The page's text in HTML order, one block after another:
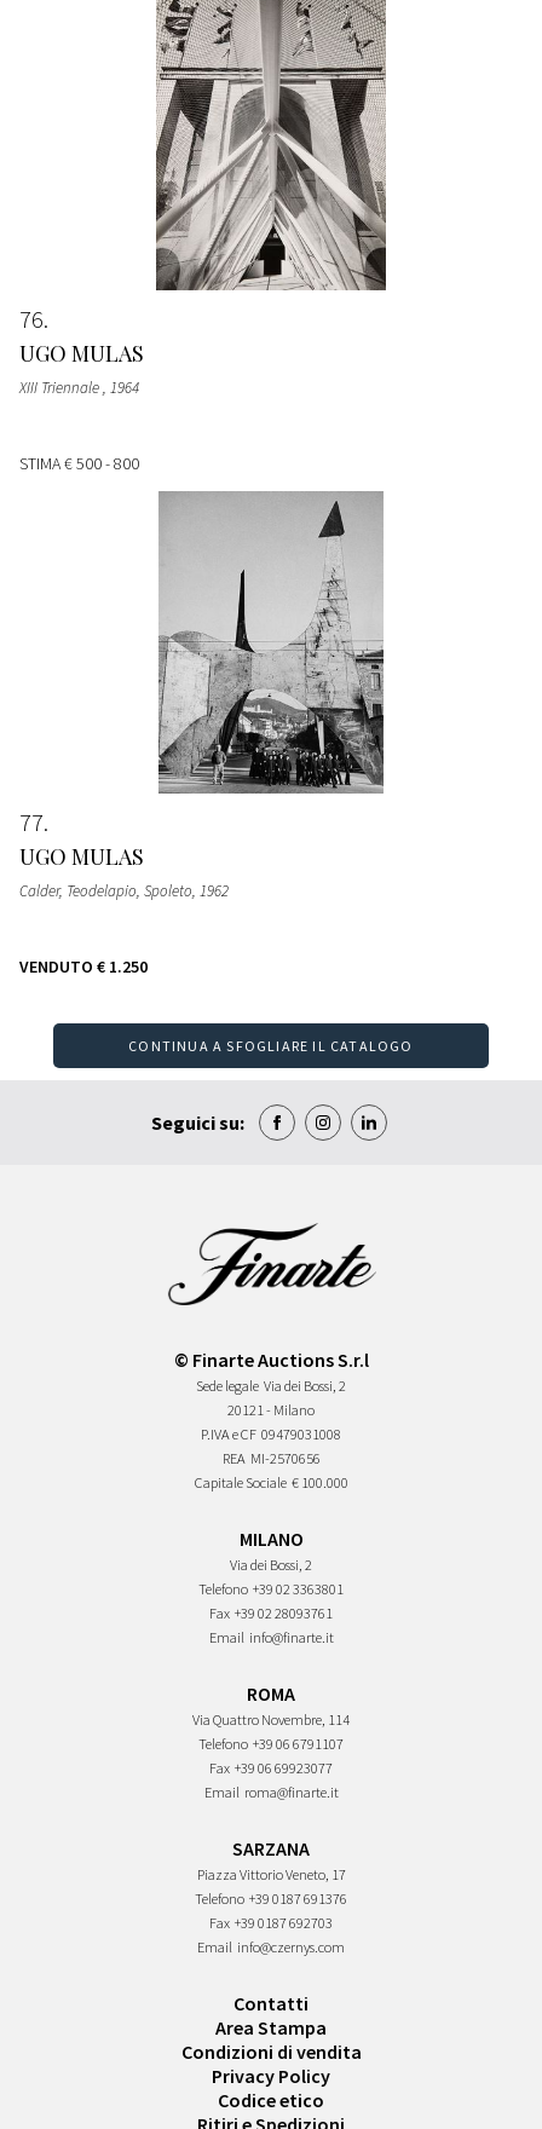
76
UGO MULAS
XIII Triennale, 1964
STIMA€ 500 - 800
77
UGO MULAS
Calder, Teodelapio, Spoleto, 1962
VENDUTO € 1.250
CONTINUA A SFOGLIARE IL CATALOGO
Seguici su:
© Finarte Auctions S.r.l
Sede legale Via dei Bossi, 2
20121 - Milano
P.IVA e CF 09479031008
REA MI-2570656
Capitale Sociale € 100.000
MILANO
Via dei Bossi, 2
Telefono +39 02 3363801
Fax +39 02 28093761
Email info@finarte.it
ROMA
Via Quattro Novembre, 114
Telefono +39 06 6791107
Fax +39 06 69923077
Email roma@finarte.it
SARZANA
Piazza Vittorio Veneto, 17
Telefono +39 0187 691376
Fax +39 0187 692703
Email info@czernys.com
Contatti
Area Stampa
Condizioni di vendita
Privacy Policy
Codice etico